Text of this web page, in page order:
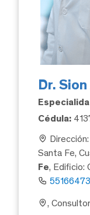
Dr.
Cédula:
Santa Fe,
Fe, Edificio:
,